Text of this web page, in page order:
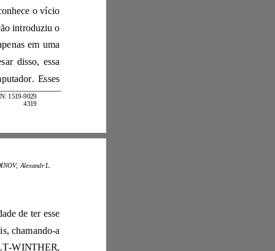
ISSN: 1519-
9029
4319
1. Associação Americana de Psiquiatria (APA). Esta associação não reconhece o vício
em jogos de computador como uma doença. Foi apenas em 2013 que a associação introduziu o
transtorno no Manual Diagnóstico e Estatístico de Transtornos Mentais, mas apenas e m uma
categoria que requer estudos mais aprofundados (SNODGRASS, 2018). Apesar disso, essa
associação possui alguns critérios que podem indicar vício em jogos de computador. Esses
dade de ter esse
vício. Pesquisadores, por sua vez, criticam essa lista de todas as formas possíveis, chamando-a
de pesquisa problemática, inválida e não confiável (VAN ROOIJ; KARDEFELT- WINTHER,